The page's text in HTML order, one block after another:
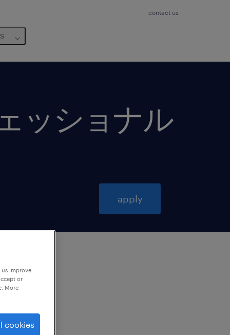
contact us
ッショナル
apply
improve
or
More
cookies